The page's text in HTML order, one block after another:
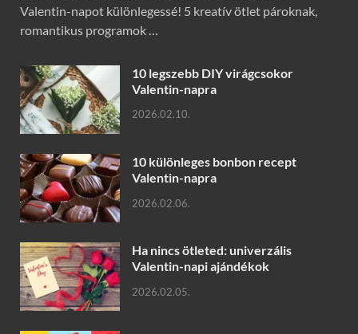
Valentin-napot különlegessé! 5 kreatív ötlet pároknak,
romantikus programok …
10 legszebb DIY virágcsokor
Valentin-napra
2026.02.10.
10 különleges bonbon recept
Valentin-napra
2026.02.06.
Ha nincs ötleted: univerzális
Valentin-napi ajándékok
2026.02.05.